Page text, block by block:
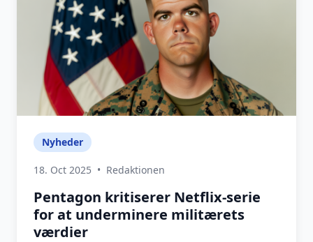
Nyheder
18. Oct 2025 • Redaktionen
Pentagon kritiserer Netflix-serie
for at underminere militærets
værdier